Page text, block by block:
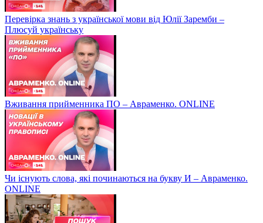
Перевірка знань з української мови від Юлії Заремби –
Плюсуй українську
Вживання прийменника ПО – Авраменко. ONLINE
Чи існують слова, які починаються на букву И – Авраменко.
ONLINE